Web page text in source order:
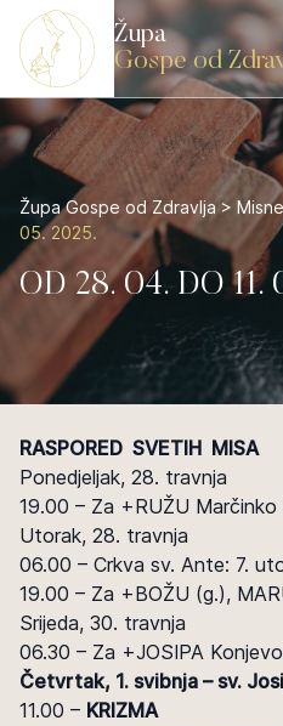
Župa
Gospe od
Župa Gospe od Zdravlja >
05. 2025.
OD 28. 04. DO 11.
RASPORED SVETIH MISA
Ponedjeljak, 28. travnja
19.00 – Za +RUŽU Marčinko
Utorak, 28. travnja
06.00 – Crkva sv. Ante: 7.
19.00 – Za +BOŽU (g.),
Srijeda, 30. travnja
06.30 – Za +JOSIPA
Četvrtak, 1. svibnja – sv.
11.00 – KRIZMA